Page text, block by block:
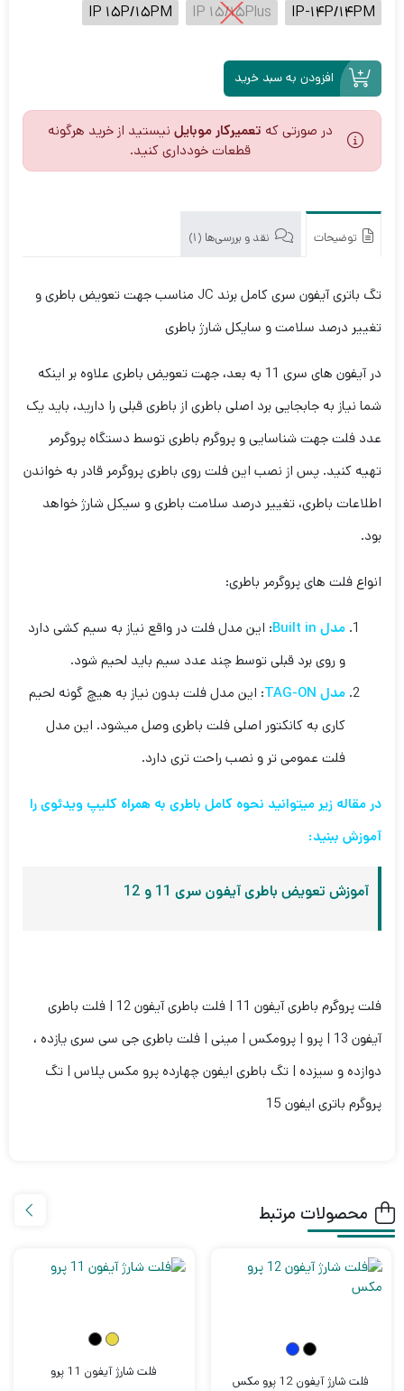
IP-14P/14PM
IP 15/15Plus
IP 15P/15PM
افزودن به سبد خرید
در صورتی که تعمیرکار موبایل نیستید از خرید هرگونه
قطعات خودداری کنید.
توضیحات نقد و بررسی‌ها (1)
تگ باتری آیفون سری کامل برند JC مناسب جهت تعویض باطری و
تغییر درصد سلامت و سایکل شارژ باطری
در آیفون های سری 11 به بعد، جهت تعویض باطری علاوه بر اینکه
شما نیاز به جابجایی برد اصلی باطری از باطری قبلی را دارید، باید یک
عدد فلت جهت شناسایی و پروگرم باطری توسط دستگاه پروگرمر
تهیه کنید. پس از نصب این فلت روی باطری پروگرمر قادر به خواندن
اطلاعات باطری، تغییر درصد سلامت باطری و سیکل شارژ خواهد
بود.
انواع فلت های پروگرمر باطری:
مدل Built in
: این مدل فلت در واقع نیاز به سیم کشی دارد
و روی برد قبلی توسط چند عدد سیم باید لحیم شود.
مدل TAG-ON
: این مدل فلت بدون نیاز به هیچ گونه لحیم
کاری به کانکتور اصلی فلت باطری وصل میشود. این مدل
فلت عمومی تر و نصب راحت تری دارد.
در مقاله زیر میتوانید نحوه کامل باطری به همراه کلیپ ویدئوی را
آموزش ببنید:
آموزش تعویض باطری آیفون سری 11 و 12
فلت پروگرم باطری آیفون 11 | فلت باطری آیفون 12 | فلت باطری
آیفون 13 | پرو | پرومکس | مینی | فلت باطری جی سی سری یازده ،
دوازده و سیزده | تگ باطری ایفون چهارده پرو مکس پلاس | تگ
پروگرم باتری ایفون 15
محصولات مرتبط
فلت شارژ آیفون 12 پرو مکس
فلت شارژ آیفون 11 پرو